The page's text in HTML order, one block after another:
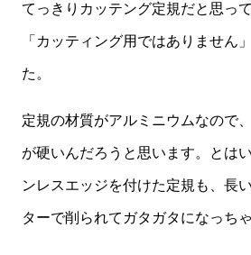
てっきりカッテング定規だと思っ
「カッティング用ではありません
た。
定規の材質がアルミニウムなので
が硬いんだろうと思います。とは
ンレスエッジを付けた定規も、長
ターで削られてガタガタになっち